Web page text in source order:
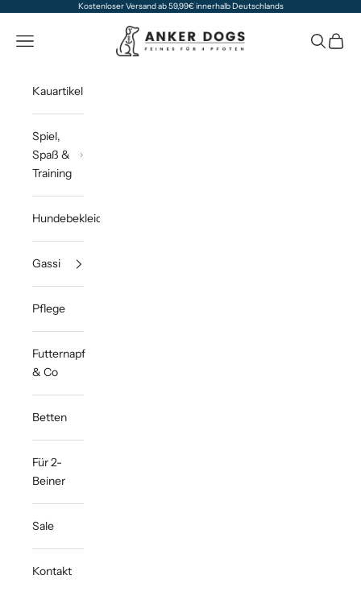
Zum Inhalt springenKostenloser Versand ab 59,99€ innerhalb Deutschlands
Anker Dogs
Navigationsmenü öffnen Suche
Kauartikel
Spiel,
Spaß &
Training
Hundebekleidung
Gassi
Pflege
Futternapf
& Co
Betten
Für 2-
Beiner
Sale
Kontakt